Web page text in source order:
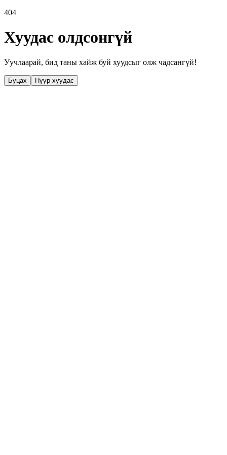
404
Хуудас олдсонгүй
Уучлаарай, бид таны хайж буй хуудсыг олж чадсангүй!
Буцах Нүүр хуудас